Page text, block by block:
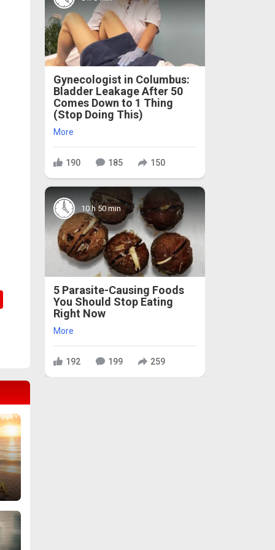
Gynecologist in Columbus:
Bladder Leakage After 50
Comes Down to 1 Thing
(Stop Doing This)
More
190 185 150
10 h 50 min
5 Parasite-Causing Foods
You Should Stop Eating
Right Now
More
192 199 259